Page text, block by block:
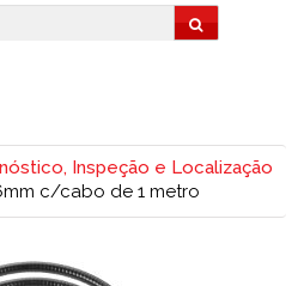
Inspeção e Localização
c/cabo de 1 metro